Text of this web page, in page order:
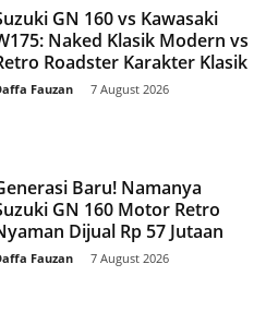
GN 160 vs Kawasaki
Naked Klasik Modern vs
Roadster Karakter Klasik
Fauzan 7 August 2026
Baru! Namanya
GN 160 Motor Retro
Dijual Rp 57 Jutaan
Fauzan 7 August 2026